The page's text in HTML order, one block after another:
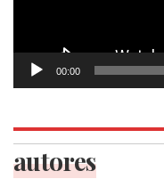
00:00
autores